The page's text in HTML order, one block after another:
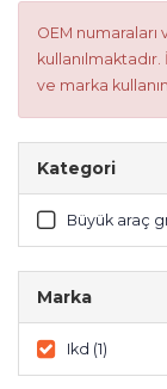
OEM numaraları
ve marka
Kategori
Büyük araç
Marka
Ikd (1)